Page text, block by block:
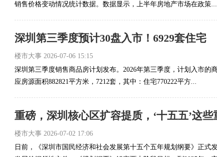
销售价格变动情况统计数据。数据显示，上半年房地产市场在政策...
深圳第三季度预计30盘入市！6929套住宅
楼市大事 2026-07-06 15:15
深圳第三季度销售商品房计划发布。2026年第三季度，计划入市的
应房源面积882821平方米，7212套，其中：住宅770222平方...
重磅，深圳核心区扩容提质，‘十五五’这
楼市大事 2026-07-02 17:06
日前，《深圳市国民经济和社会发展第十五个五年规划纲要》正式